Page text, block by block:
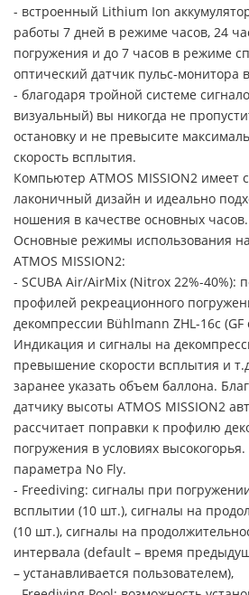
- встроенный Lithium Ion
работы 7 дней в режиме часов, 24
погружения и до 7 часов в режиме
оптический датчик пульс-монитора
- благодаря тройной системе
визуальный) вы никогда не
остановку и не превысите
скорость всплытия.
Компьютер ATMOS MISSION2 имеет
лаконичный дизайн и идеально
ношения в качестве основных часов.
Основные режимы использования
ATMOS MISSION2:
- SCUBA Air/AirMix (Nitrox 22%-40%):
профилей рекреационного
декомпрессии Bühlmann ZHL-16c
Индикация и сигналы на
превышение скорости всплытия и
заранее указать объем баллона.
датчику высоты ATMOS MISSION2
рассчитает поправки к профилю
погружения в условиях
параметра No Fly.
- Freediving: сигналы при
всплытии (10 шт.), сигналы на
(10 шт.), сигналы на
интервала (default – время
– устанавливается пользователем),